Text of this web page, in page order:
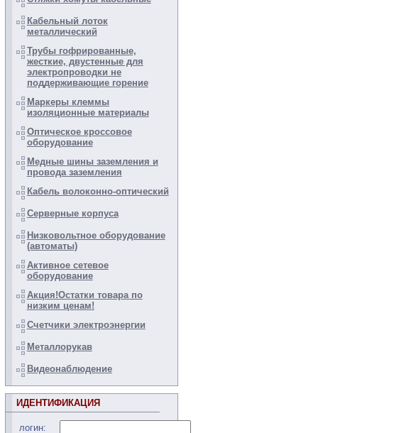
Кабельный лоток
металлический
Трубы гофрированные,
жесткие, двустенные для
электропроводки не
поддерживающие горение
Маркеры клеммы
изоляционные материалы
Оптическое кроссовое
оборудование
Медные шины заземления и
провода заземления
Кабель волоконно-оптический
Серверные корпуса
Низковольтное оборудование
(автоматы)
Активное сетевое
оборудование
Акция!Остатки товара по
низким ценам!
Счетчики электроэнергии
Металлорукав
Видеонаблюдение
ИДЕНТИФИКАЦИЯ
логин: